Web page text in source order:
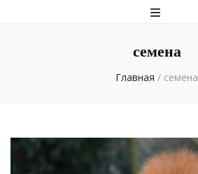
семена
Главная / семена